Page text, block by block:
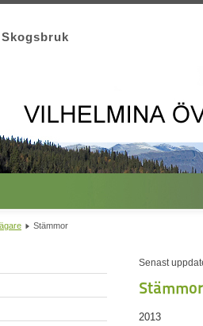
Stämmor
Senast
Stämmor
2013